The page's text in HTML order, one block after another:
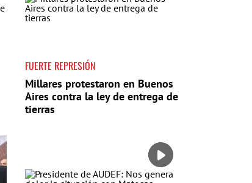
FUERTE REPRESIÓN
Millares protestaron en Buenos
Aires contra la ley de entrega de
tierras